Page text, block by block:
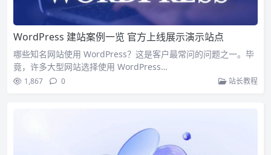
WordPress 建站案例一览 官方上线展示演示站点
哪些知名网站使用 WordPress？这是客户最常问的问题之一。毕
竟，许多大型网站选择使用 WordPress…
1,867 0 站长教程